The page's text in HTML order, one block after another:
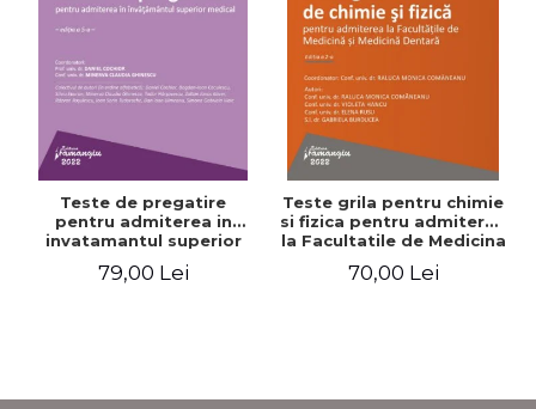
Teste de pregatire
pentru admiterea in
invatamantul superior
medical. Editia a V-a -
Daniel Cochior, Minerva
79,00 Lei
Teste grila pentru chimie
si fizica pentru admiterea
la Facultatile de Medicina
si Medicina Dentara.
Editia a II-a - Raluca
70,00 Lei